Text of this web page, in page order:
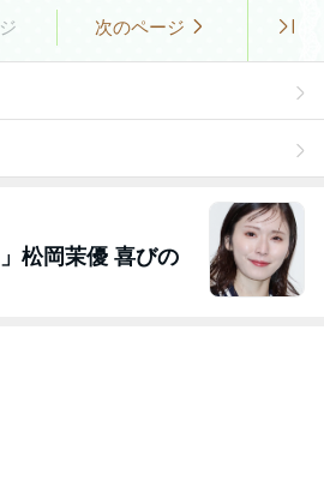
次のページ
松岡茉優 喜びの